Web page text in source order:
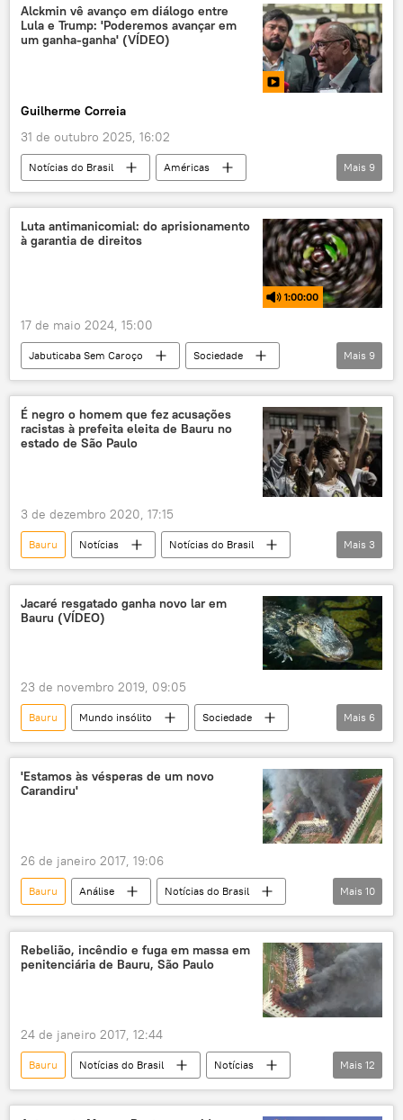
Fundação Astronauta Marcos Pontes
Senado
Estação Espacial Internacional
exclusiva
Alckmin vê avanço em diálogo entre
Lula e Trump: 'Poderemos avançar em
um ganha-ganha' (VÍDEO)
Guilherme Correia
31 de outubro 2025, 16:02
Notícias do Brasil
Américas
Geraldo Alckmin
Donald Trump
Luiz Inácio Lula da Silva
ABC Paulista
Estados Unidos
Associação de Nações do Sudeste Asiático (ASEAN)
Mais 9
Luta antimanicomial: do aprisionamento
à garantia de direitos
1:00:00
17 de maio 2024, 15:00
Jabuticaba Sem Caroço
Sociedade
Brasil
saúde mental
política pública
rádio
podcast
luta antimanicomial
congresso
reforma pacientes
Mais 9
É negro o homem que fez acusações
racistas à prefeita eleita de Bauru no
estado de São Paulo
3 de dezembro 2020, 17:15
Bauru Notícias
Notícias do Brasil
racismo
Patriotas Polícia Civil
Mais 3
Jacaré resgatado ganha novo lar em
Bauru (VÍDEO)
23 de novembro 2019, 09:05
Bauru Mundo insólito
Sociedade
Notícias
jacaré
crocodilo
réptil
filhote aterro sanitário
Mais 6
'Estamos às vésperas de um novo
Carandiru'
26 de janeiro 2017, 19:06
Bauru Análise
Notícias do Brasil
Notícias
Caos instalado: A crise no sistema penitenciário brasileiro
Manaus
Natal
São Paulo
presídios de segurança máxima
Mais 10
Rebelião, incêndio e fuga em massa em
penitenciária de Bauru, São Paulo
24 de janeiro 2017, 12:44
Bauru Notícias do Brasil
Notícias
Caos instalado: A crise no sistema penitenciário brasileiro
Mais 12